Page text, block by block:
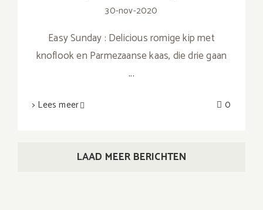
30-nov-2020
Easy Sunday : Delicious romige kip met
knoflook en Parmezaanse kaas, die drie gaan
...
> Lees meer 0
LAAD MEER BERICHTEN